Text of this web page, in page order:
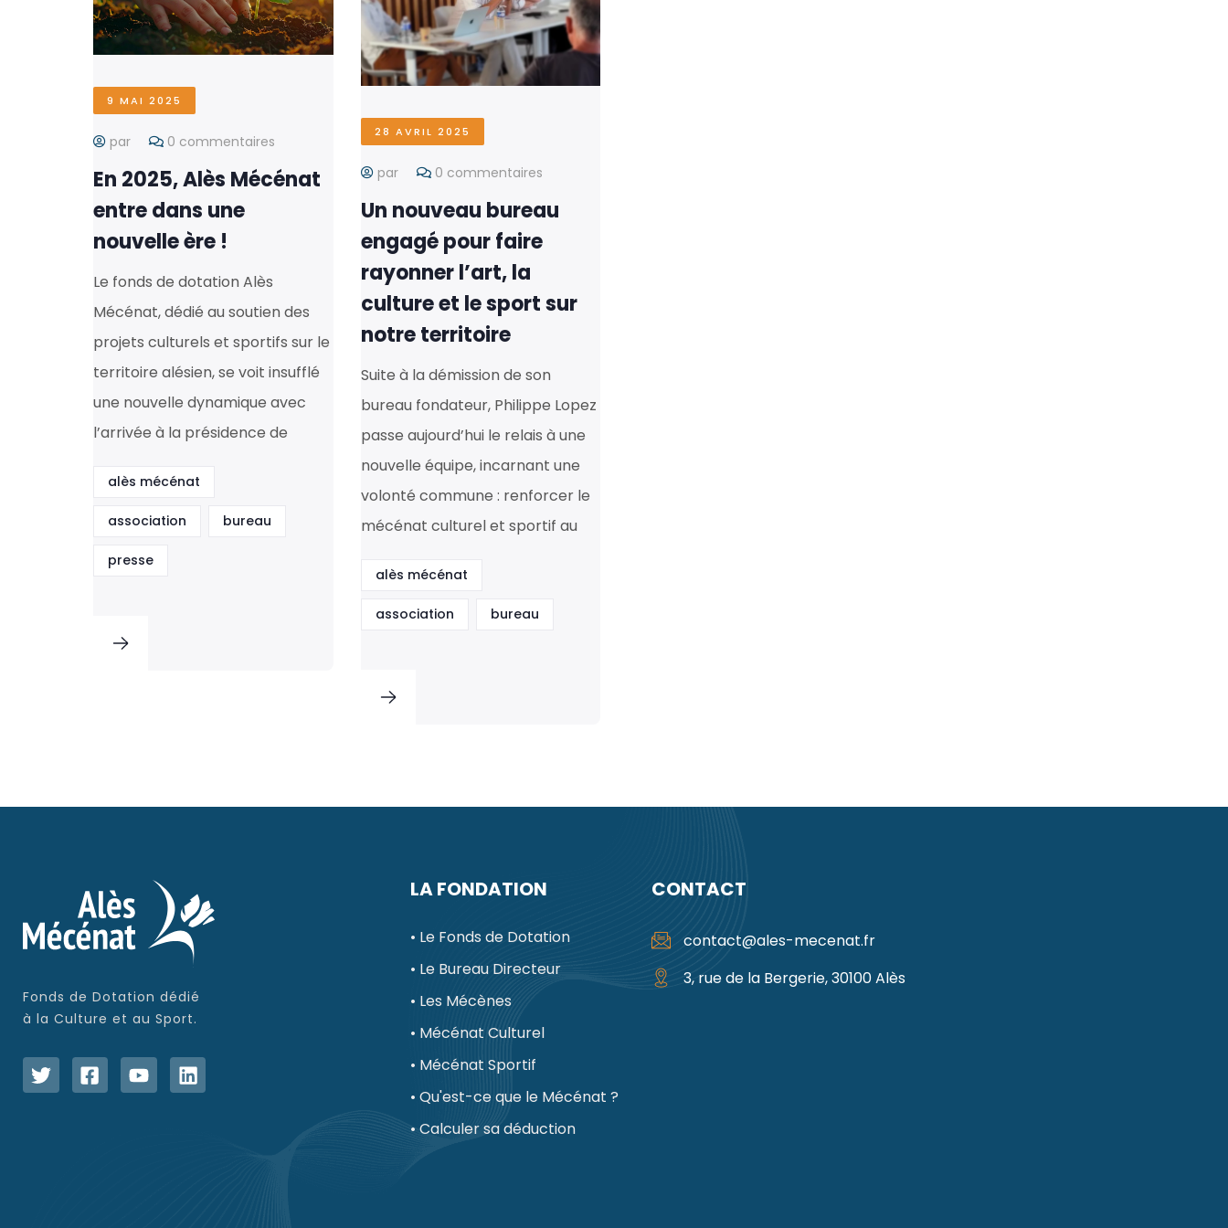
9 MAI 2025
par 0 commentaires
En 2025, Alès Mécénat
entre dans une
nouvelle ère !
Le fonds de dotation Alès
Mécénat, dédié au soutien des
projets culturels et sportifs sur le
territoire alésien, se voit insufflé
une nouvelle dynamique avec
l’arrivée à la présidence de
alès mécénat
association bureau
presse
28 AVRIL 2025
par 0 commentaires
Un nouveau bureau
engagé pour faire
rayonner l’art, la
culture et le sport sur
notre territoire
Suite à la démission de son
bureau fondateur, Philippe Lopez
passe aujourd’hui le relais à une
nouvelle équipe, incarnant une
volonté commune : renforcer le
mécénat culturel et sportif au
alès mécénat
association bureau
Fonds de Dotation dédié
à la Culture et au Sport.
LA FONDATION
• Le Fonds de Dotation
• Le Bureau Directeur
• Les Mécènes
• Mécénat Culturel
• Mécénat Sportif
• Qu'est-ce que le Mécénat ?
• Calculer sa déduction
CONTACT
contact@ales-mecenat.fr
3, rue de la Bergerie, 30100 Alès